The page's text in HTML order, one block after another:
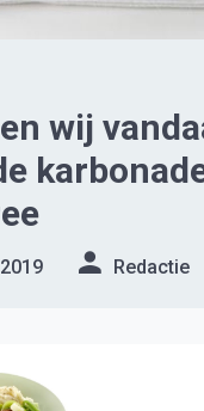
wij
Redactie